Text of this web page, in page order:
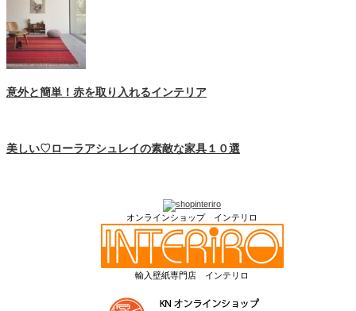
意外と簡単！赤を取り入れるインテリア
美しい♡ローラアシュレイの素敵な家具１０選
オンラインショップ インテリロ
輸入壁紙専門店 インテリロ